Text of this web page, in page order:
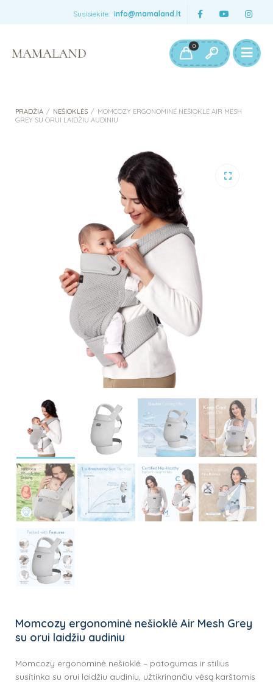
Susisiekite: info@mamaland.lt
0
PRADŽIA / NEŠIOKLĖS / MOMCOZY ERGONOMINĖ NEŠIOKLĖ AIR MESH
GREY SU ORUI LAIDŽIU AUDINIU
Momcozy ergonominė nešioklė Air Mesh Grey
su orui laidžiu audiniu
Momcozy ergonominė nešioklė – patogumas ir stilius
susitinka su orui laidžiu audiniu, užtikrinančiu vėsą karštomis